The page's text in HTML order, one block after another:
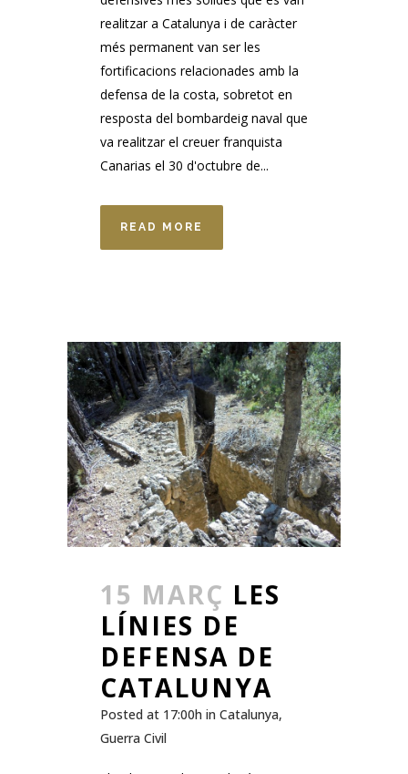
realitzar a Catalunya i de caràcter
més permanent van ser les
fortificacions relacionades amb la
defensa de la costa, sobretot en
resposta del bombardeig naval que
va realitzar el creuer franquista
Canarias el 30 d'octubre de...
READ MORE
15 MARÇ LES
LÍNIES DE
DEFENSA DE
CATALUNYA
Posted at 17:00h in Catalunya,
Guerra Civil